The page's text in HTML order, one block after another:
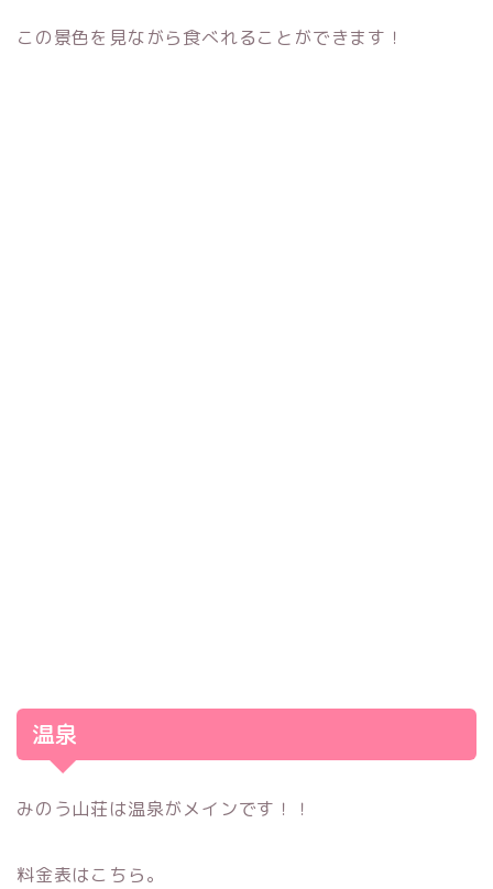
この景色を見ながら食べれることができます！
温泉
みのう山荘は温泉がメインです！！
料金表はこちら。